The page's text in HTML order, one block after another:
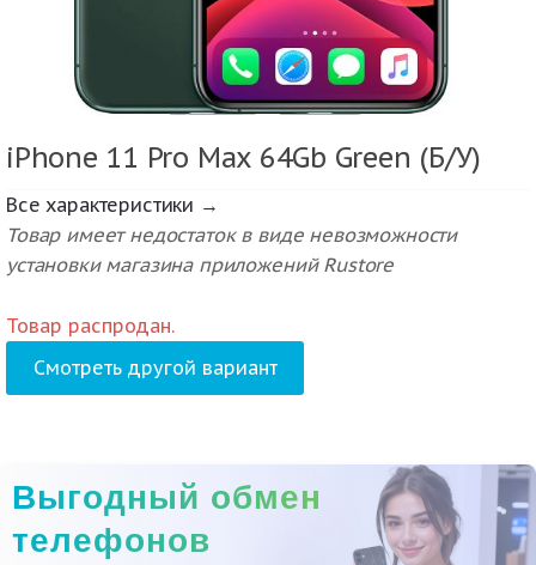
iPhone 11 Pro Max 64Gb Green (Б/У)
Все характеристики →
Товар имеет недостаток в виде невозможности
установки магазина приложений Rustore
Товар распродан.
Смотреть другой вариант
Выгодный обмен
телефонов